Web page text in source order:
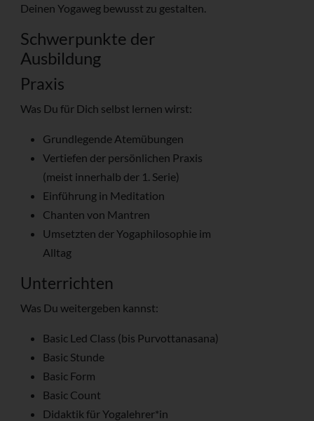
Deinen Yogaweg bewusst zu gestalten.
Schwerpunkte der
Ausbildung
Praxis
Was Du für Dich selbst lernen wirst:
Grundlegende Atemübungen
Vertiefen der persönlichen Praxis
(meist innerhalb der 1. Serie)
Einführung in Meditation
Chanten von Mantren
Umsetzten der Yogaphilosophie im
Alltag
Unterrichten
Was Du weitergeben kannst:
Basic Led Class (bis Purvottanasana)
Basic Stunde
Basic Form
Basic Count
Didaktik für Yogalehrer*in